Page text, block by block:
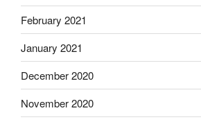
February 2021
January 2021
December 2020
November 2020